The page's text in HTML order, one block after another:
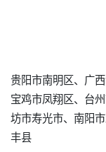
贵阳市南明区、广
宝鸡市凤翔区、台
坊市寿光市、南阳
丰县